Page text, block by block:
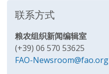
联系方式
粮农组织新闻编辑室
(+39) 06 570 53625
FAO-Newsroom@fao.org